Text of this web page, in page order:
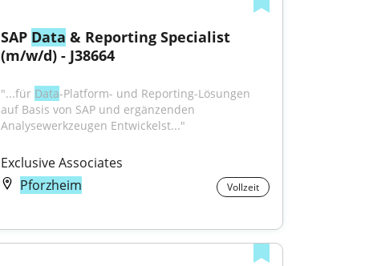
SAP Data & Reporting Specialist
(m/w/d) - J38664
"...für Data-Platform- und Reporting-Lösungen
auf Basis von SAP und ergänzenden
Analysewerkzeugen Entwickelst..."
Exclusive Associates
Pforzheim
Vollzeit